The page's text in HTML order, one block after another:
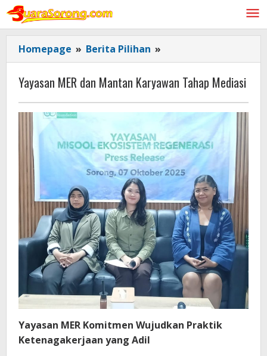
Lewati
konten
Homepage » Berita Pilihan »
MER
Mantan
Karyawan
Mediasi
Yayasan MER dan Mantan Karyawan Tahap Mediasi
Yayasan MER Komitmen Wujudkan Praktik
Ketenagakerjaan yang Adil